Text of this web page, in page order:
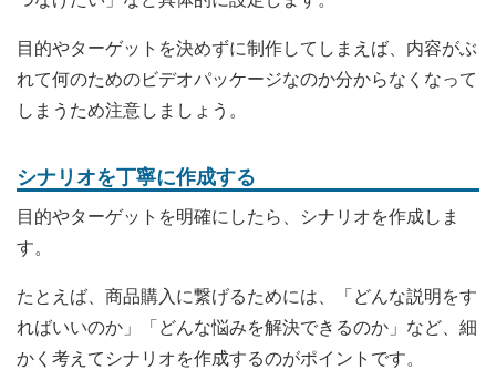
目的やターゲットを決めずに制作してしまえば、内容がぶ
れて何のためのビデオパッケージなのか分からなくなって
しまうため注意しましょう。
シナリオを丁寧に作成する
目的やターゲットを明確にしたら、シナリオを作成しま
す。
たとえば、商品購入に繋げるためには、「どんな説明をす
ればいいのか」「どんな悩みを解決できるのか」など、細
かく考えてシナリオを作成するのがポイントです。